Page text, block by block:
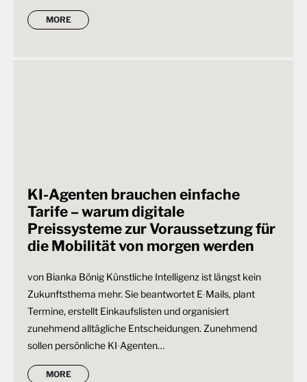
MORE
KI-Agenten brauchen einfache
Tarife – warum digitale
Preissysteme zur Voraussetzung für
die Mobilität von morgen werden
von Bianka Bönig Künstliche Intelligenz ist längst kein
Zukunftsthema mehr. Sie beantwortet E‑Mails, plant
Termine, erstellt Einkaufslisten und organisiert
zunehmend alltägliche Entscheidungen. Zunehmend
sollen persönliche KI‑Agenten…
MORE